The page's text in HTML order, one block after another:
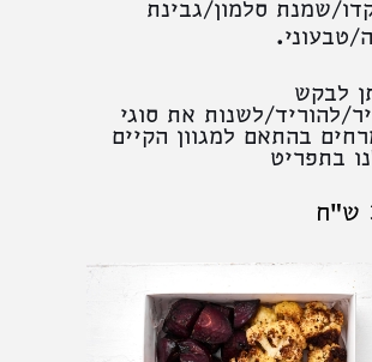
שמנת סלמון/גבינת
טבעוני.
לבקש
להוריד/לשנות את סוגי
בהתאם למגוון הקיים
בתפריט